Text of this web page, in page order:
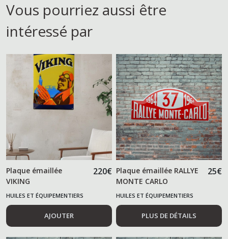
Vous pourriez aussi être
intéressé par
Plaque émaillée
VIKING
220€
HUILES ET ÉQUIPEMENTIERS
AUTOMOBILES
AJOUTER
Plaque émaillée RALLYE
MONTE CARLO
25€
HUILES ET ÉQUIPEMENTIERS
AUTOMOBILES
PLUS DE DÉTAILS